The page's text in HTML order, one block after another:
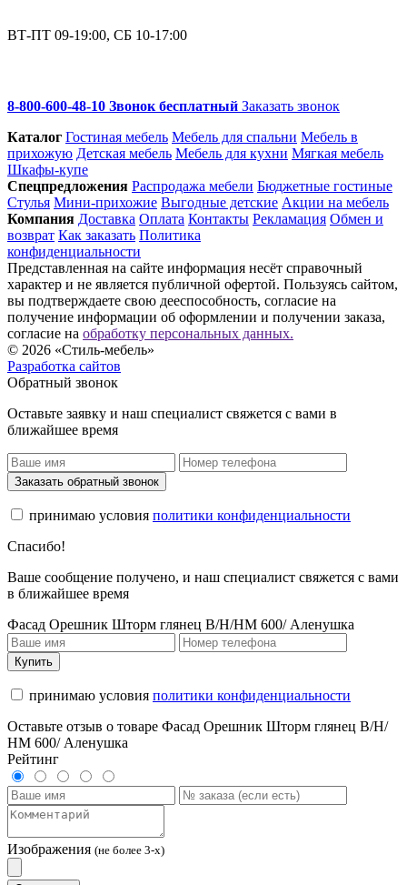
ВТ-ПТ 09-19:00, СБ 10-17:00
8-800-600-48-10 Звонок бесплатный Заказать звонок
Каталог Гостиная мебель Мебель для спальни Мебель в
прихожую Детская мебель Мебель для кухни Мягкая мебель
Шкафы-купе
Спец­предложения Распродажа мебели Бюджетные гостиные
Стулья Мини-прихожие Выгодные детские Акции на мебель
Компания Доставка Оплата Контакты Рекламация Обмен и
возврат Как заказать Политика
конфиденциальности
Представленная на сайте информация несёт справочный
характер и не является публичной офертой. Пользуясь сайтом,
вы подтверждаете свою дееспособность, согласие на
получение информации об оформлении и получении заказа,
согласие на обработку персональных данных.
© 2026 «Стиль-мебель»
Разработка сайтов
Обратный звонок
Оставьте заявку и наш специалист свяжется с вами в
ближайшее время
Заказать обратный звонок
принимаю условия политики конфиденциальности
Спасибо!
Ваше сообщение получено, и наш специалист свяжется с вами
в ближайшее время
Фасад Орешник Шторм глянец В/Н/НМ 600/ Аленушка
Купить
принимаю условия политики конфиденциальности
Оставьте отзыв о товаре Фасад Орешник Шторм глянец В/Н/
НМ 600/ Аленушка
Рейтинг
Изображения (не более 3-х)